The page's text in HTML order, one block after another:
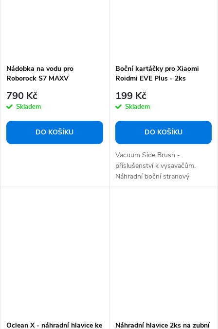
Nádobka na vodu pro
Roborock S7 MAXV
790 Kč
Skladem
DO KOŠÍKU
Boční kartáčky pro Xiaomi
Roidmi EVE Plus - 2ks
199 Kč
Skladem
DO KOŠÍKU
Vacuum Side Brush -
příslušenství k vysavačům.
Náhradní boční stranový
kartáček (2ks) pro...
Oclean X - náhradní hlavice ke Náhradní hlavice 2ks na zubní